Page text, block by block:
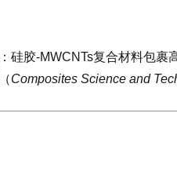
：硅胶-MWCNTs复合材料包
Composites Science and